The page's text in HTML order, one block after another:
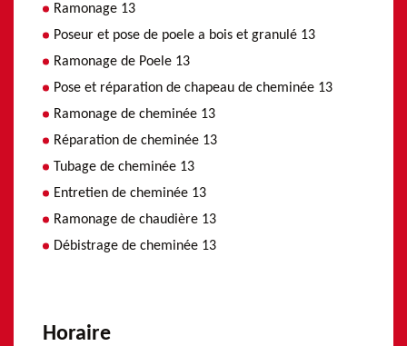
Ramonage 13
Poseur et pose de poele a bois et granulé 13
Ramonage de Poele 13
Pose et réparation de chapeau de cheminée 13
Ramonage de cheminée 13
Réparation de cheminée 13
Tubage de cheminée 13
Entretien de cheminée 13
Ramonage de chaudière 13
Débistrage de cheminée 13
Horaire